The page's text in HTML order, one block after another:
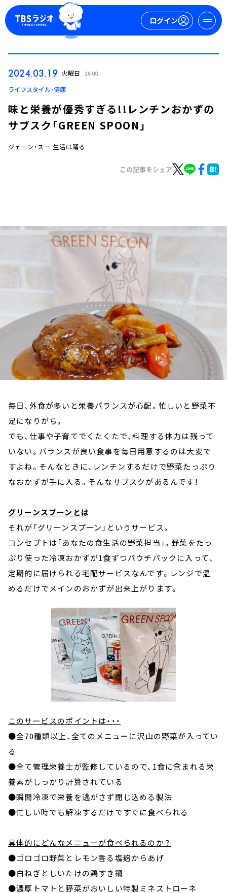
ログイン
ログイン
お知らせ
イベント・グッズ
会社情報
2024.03.19 火曜日 16:00
ライフスタイル・健康
味と栄養が優秀すぎる!!レンチンおかずの
サブスク「GREEN SPOON」
ジェーン・スー 生活は踊る
この記事をシェア
毎日、外食が多いと栄養バランスが心配。忙しいと野菜不
足になりがち。
でも、仕事や子育てでくたくたで、料理する体力は残って
いない。バランスが良い食事を毎日用意するのは大変で
すよね。そんなときに、レンチンするだけで野菜たっぷり
なおかずが手に入る。そんなサブスクがあるんです！
グリーンスプーンとは
それが「グリーンスプーン」というサービス。
コンセプトは「あなたの食生活の野菜担当」。野菜をたっ
ぷり使った冷凍おかずが1食ずつパウチパックに入って、
定期的に届けられる宅配サービスなんです。レンジで温
めるだけでメインのおかずが出来上がります。
このサービスのポイントは・・・
●全70種類以上、全てのメニューに沢山の野菜が入ってい
る
●全て管理栄養士が監修しているので、1食に含まれる栄
養素がしっかり計算されている
●瞬間冷凍で栄養を逃がさず閉じ込める製法
●忙しい時でも解凍するだけですぐに食べられる
具体的にどんなメニューが食べられるのか？
●ゴロゴロ野菜とレモン香る塩麹からあげ
●白ねぎとしいたけの鶏すき鍋
●濃厚トマトと野菜がおいしい特製ミネストローネ